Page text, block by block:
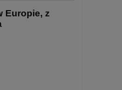
Europie, z